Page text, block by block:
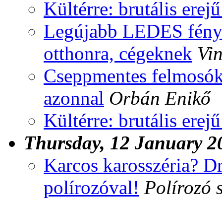
Kültérre: brutális
Legújabb LEDES
otthonra, cégeknek
Cseppmentes
azonnal Orbán Enikő
Kültérre: brutális
Thursday, 12 January
Karcos karosszéria?
polírozóval! Polírozó